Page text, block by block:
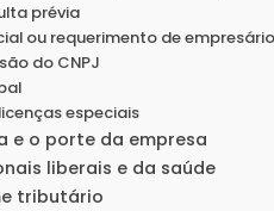
prévia
ou requerimento de empresário
do CNPJ
especiais
e o porte da empresa
liberais e da saúde
tributário